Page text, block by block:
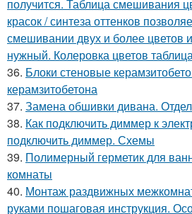
получится. Таблица смешивания
красок / синтеза оттенков
смешивании двух и более цветов
нужный. Колеровка цветов
36. Блоки стеновые
керамзитобетона
37. Замена обшивки дивана.
38. Как подключить диммер к
подключить диммер. Схемы
39. Полимерный герметик для
комнаты
40. Монтаж раздвижных
руками пошаговая инструкция.